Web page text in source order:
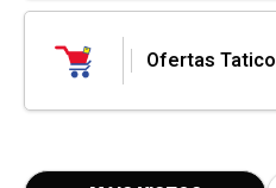
Ofertas Tatico